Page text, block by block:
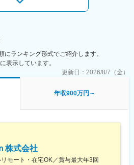
/月給34万＋残業代（全額支給）＋報奨金
職手当
26万＋残業代（全額支給）＋報奨金＋賞
間程度です。生産性向上を目的として申
勤務することが可能です。また、休日出
：
を抑えワークライフバランスを整えた
活を安定させられるから。
指したいから。
ランキング形式でご紹介します。
表示しています。
更新日： 2026/8/7（金）
年収900万円～
株式会社
モート・在宅OK／賞与最大年3回